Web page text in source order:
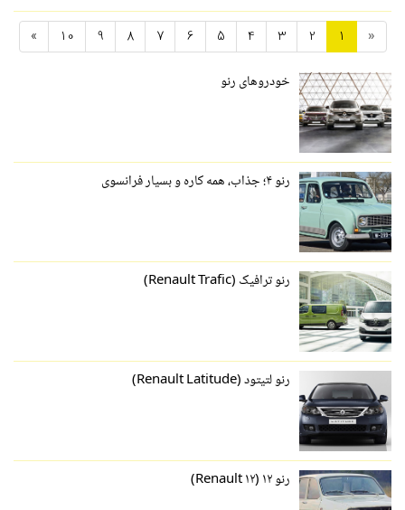
«
1
2
3
4
5
6
7
8
9
10
»
خودروهای رنو
رنو ۴؛ جذاب، همه کاره و بسیار فرانسوی
رنو ترافیک (Renault Trafic)
رنو لتیتود (Renault Latitude)
رنو ۱۲ (Renault ۱۲)